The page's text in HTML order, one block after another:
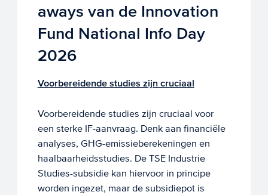
aways van de Innovation
Fund National Info Day
2026
Voorbereidende studies zijn cruciaal
Voorbereidende studies zijn cruciaal voor
een sterke IF-aanvraag. Denk aan financiële
analyses, GHG-emissieberekeningen en
haalbaarheidsstudies. De TSE Industrie
Studies-subsidie kan hiervoor in principe
worden ingezet, maar de subsidiepot is